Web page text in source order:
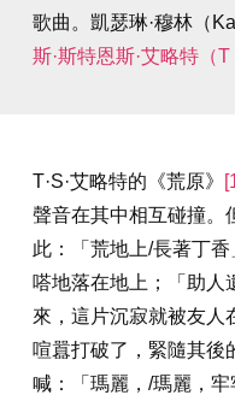
歌曲。凱瑟琳·穆林（
斯·斯特恩斯·艾略特（T
T·S·艾略特的《荒原》
聲音在其中相互碰撞。
此：「荒地上/長著丁
嗒地落在地上；「助人
來，這片沉寂就被友人
喧囂打破了，緊隨其後
喊：「瑪麗，/瑪麗，